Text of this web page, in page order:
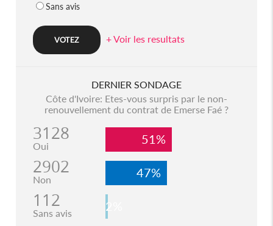
Sans avis
+ Voir les resultats
DERNIER SONDAGE
Côte d'Ivoire: Etes-vous surpris par le non-
renouvellement du contrat de Emerse Faé ?
3128
Oui 51%
2902
Non 47%
112
Sans avis 2%